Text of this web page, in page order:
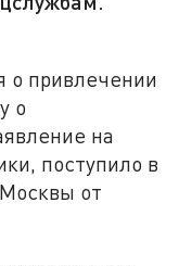
о привлечении
о
на
поступило в
от